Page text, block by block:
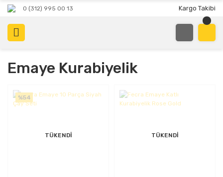
0 (312) 995 00 13 Kargo Takibi
Emaye Kurabiyelik
%54
TÜKENDİ TÜKENDİ